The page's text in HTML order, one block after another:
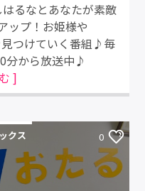
るなとあなたが素敵
ップ！お姫様や
つけていく番組♪毎
分から放送中♪
]
クス 0